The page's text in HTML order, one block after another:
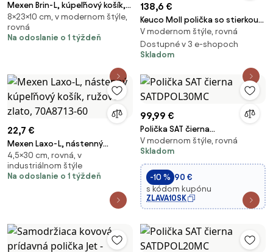
Mexen Brin-L, kúpeľňový košík,
čierna, 70A8730-73
8×23×10 cm, v modernom štýle,
rovná
Na odoslanie o 1 týždeň
138,6 €
Keuco Moll polička so stierkou
chróm/antracit 12759010000
12759010001
V modernom štýle, rovná
Dostupné v 3 e-shopoch
Skladom
22,7 €
Mexen Laxo-L, nástenný
kúpeľňový košík, ružové zlato,
70A8713-60
4,5×30 cm, rovná, v
industriálnom štýle
Na odoslanie o 1 týždeň
99,99 €
Polička SAT čierna
SATDPOL30MC
V modernom štýle, rovná
Skladom
-10 % 90 €
s kódom kupónu
ZLAVA10SK